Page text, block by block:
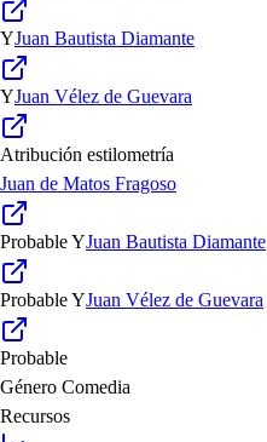
YJuan Bautista Diamante
YJuan Vélez de Guevara
Atribución estilometría
Juan de Matos Fragoso
ProbableYJuan Bautista Diamante
ProbableYJuan Vélez de Guevara
Probable
Género Comedia
Recursos